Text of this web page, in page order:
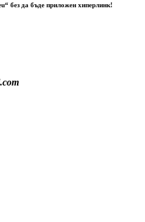
без да бъде приложен хиперлинк!